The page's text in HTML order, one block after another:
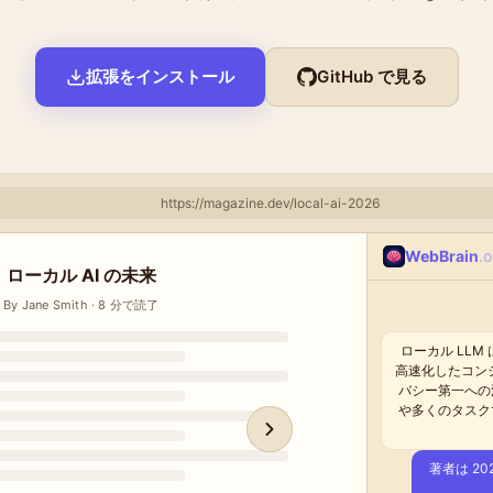
拡張をインストール GitHub で見る
https://magazine.dev/local-ai-2026
ローカル AI の未来
By Jane Smith · 8 分で読了
WebBrain
期税務申告 — 様式 QT-4
税務当局 · 全項目必須
WebBrain
WebBrain
.feature-grid
+  gap: 28px;
WebBrain
製品カタログ
248 件 · 売れ筋順
MegaTool X
$19.99
WebBrain